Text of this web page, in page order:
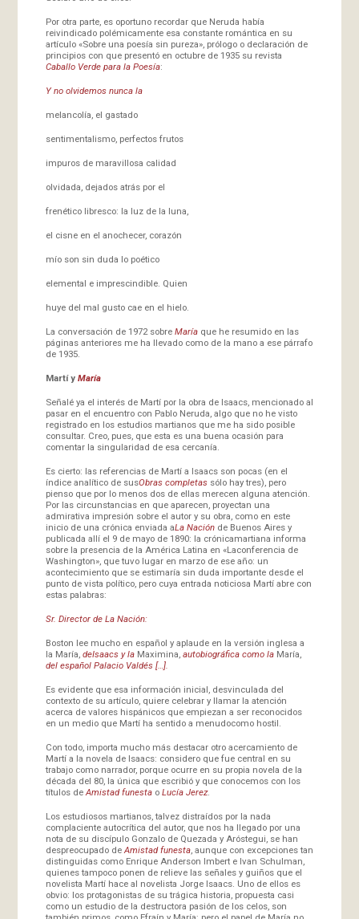
Por otra parte, es oportuno recordar que Neruda había
reivindicado polémicamente esa constante romántica en su
artículo «Sobre una poesía sin pureza», prólogo o declaración de
principios con que presentó en octubre de 1935 su revista
Caballo Verde para la Poesía:
Y no olvidemos nunca la
melancolía, el gastado
sentimentalismo, perfectos frutos
impuros de maravillosa calidad
olvidada, dejados atrás por el
frenético libresco: la luz de la luna,
el cisne en el anochecer, corazón
mío son sin duda lo poético
elemental e imprescindible. Quien
huye del mal gusto cae en el hielo.
La conversación de 1972 sobre Maríaque he resumido en las
páginas anteriores me ha llevado como de la mano a ese párrafo
de 1935.
Martí y María
Señalé ya el interés de Martí por la obra de Isaacs, mencionado al
pasar en el encuentro con Pablo Neruda, algo que no he visto
registrado en los estudios martianos que me ha sido posible
consultar. Creo, pues, que esta es una buena ocasión para
comentar la singularidad de esa cercanía.
Es cierto: las referencias de Martí a Isaacs son pocas (en el
índice analítico de susObras completassólo hay tres), pero
pienso que por lo menos dos de ellas merecen alguna atención.
Por las circunstancias en que aparecen, proyectan una
admirativa impresión sobre el autor y su obra, como en este
inicio de una crónica enviada aLa Naciónde Buenos Aires y
publicada allí el 9 de mayo de 1890: la crónicamartiana informa
sobre la presencia de la América Latina en «Laconferencia de
Washington», que tuvo lugar en marzo de ese año: un
acontecimiento que se estimaría sin duda importante desde el
punto de vista político, pero cuya entrada noticiosa Martí abre con
estas palabras:
Sr. Director de La Nación:
Boston lee mucho en español y aplaude en la versión inglesa a
la María, deIsaacs y laMaximina, autobiográfica como laMaría,
del español Palacio Valdés […].
Es evidente que esa información inicial, desvinculada del
contexto de su artículo, quiere celebrar y llamar la atención
acerca de valores hispánicos que empiezan a ser reconocidos
en un medio que Martí ha sentido a menudocomo hostil.
Con todo, importa mucho más destacar otro acercamiento de
Martí a la novela de Isaacs: considero que fue central en su
trabajo como narrador, porque ocurre en su propia novela de la
década del 80, la única que escribió y que conocemos con los
títulos de Amistad funestao Lucía Jerez.
Los estudiosos martianos, talvez distraídos por la nada
complaciente autocrítica del autor, que nos ha llegado por una
nota de su discípulo Gonzalo de Quezada y Aróstegui, se han
despreocupado de Amistad funesta, aunque con excepciones tan
distinguidas como Enrique Anderson Imbert e Ivan Schulman,
quienes tampoco ponen de relieve las señales y guiños que el
novelista Martí hace al novelista Jorge Isaacs. Uno de ellos es
obvio: los protagonistas de su trágica historia, propuesta casi
como un estudio de la destructora pasión de los celos, son